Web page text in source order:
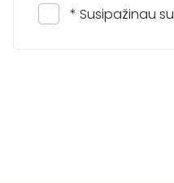
* Susipažinau su